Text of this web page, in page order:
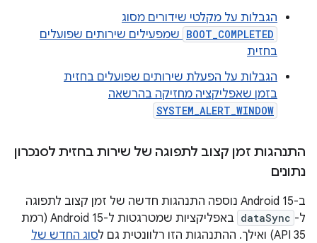
הגבלות על מקלטי שידורים מסוג
BOOT_COMPLETED שמפעילים שירותים שפועלים
בחזית
הגבלות על הפעלת שירותים שפועלים בחזית
בזמן שאפליקציה מחזיקה בהרשאה
SYSTEM_ALERT_WINDOW
התנהגות זמן קצוב לתפוגה של שירות בחזית לסנכרון
נתונים
ב-Android 15 נוספה התנהגות חדשה של זמן קצוב לתפוגה
ל- dataSync
באפליקציות שמטרגטות ל-Android 15 (רמת
API 35) ואילך. ההתנהגות הזו רלוונטית גם ל
סוג החדש של